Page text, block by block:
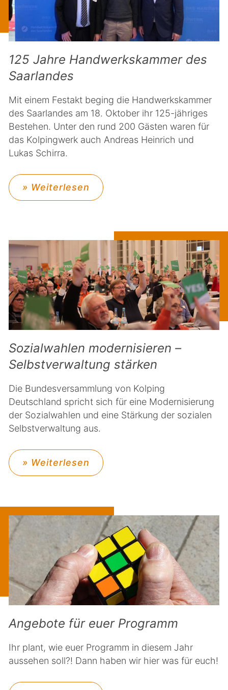
125 Jahre Handwerkskammer des
Saarlandes
Mit einem Festakt beging die Handwerkskammer
des Saarlandes am 18. Oktober ihr 125-jähriges
Bestehen. Unter den rund 200 Gästen waren für
das Kolpingwerk auch Andreas Heinrich und
Lukas Schirra.
» Weiterlesen
Sozialwahlen modernisieren –
Selbstverwaltung stärken
Die Bundesversammlung von Kolping
Deutschland spricht sich für eine Modernisierung
der Sozialwahlen und eine Stärkung der sozialen
Selbstverwaltung aus.
» Weiterlesen
Angebote für euer Programm
Ihr plant, wie euer Programm in diesem Jahr
aussehen soll?! Dann haben wir hier was für euch!